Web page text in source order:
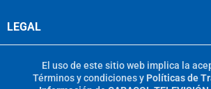
LEGAL
El uso de este sitio web implica la
Términos y condicionesy Políticas de